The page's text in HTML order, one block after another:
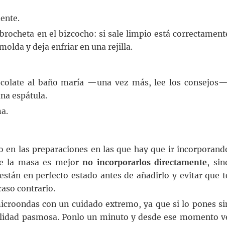
en el bizcocho: si sale limpio está
y deja enfriar en una rejilla.
al baño maría —una vez más, lee los
espátula.
las preparaciones en las que hay que ir
la masa es mejorno incorporarlos directamente,
en perfecto estado antes de añadirlo y evitar que
contrario.
con un cuidado extremo, ya que si lo pones
pasmosa. Ponlo un minuto y desde ese momento